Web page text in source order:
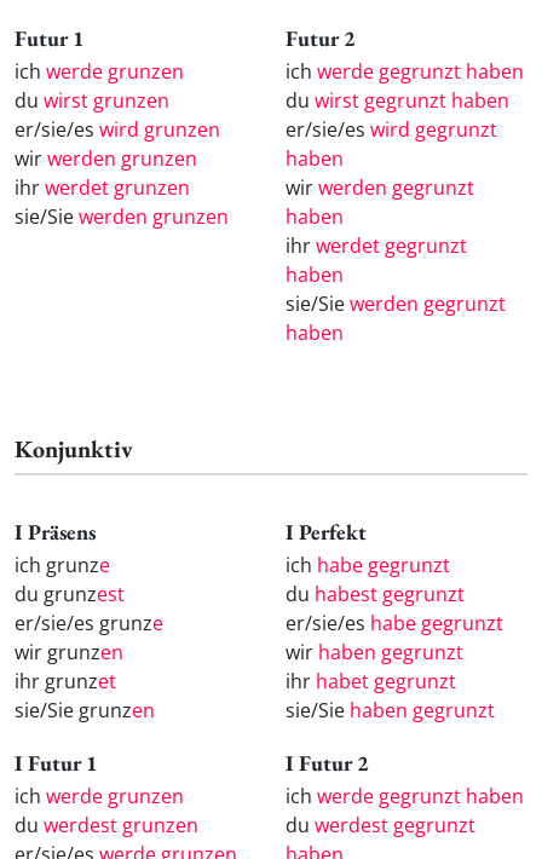
Futur 1
ich werde grunzen
du wirst grunzen
er/sie/es wird grunzen
wirwerden grunzen
ihrwerdet grunzen
sie/Siewerden grunzen
Futur 2
ich werde gegrunzt haben
du wirst gegrunzt haben
er/sie/es wird gegrunzt
haben
wirwerden gegrunzt
haben
ihrwerdet gegrunzt
haben
sie/Siewerden gegrunzt
haben
Konjunktiv
I Präsens
ich grunze
du grunzest
er/sie/es grunze
wir grunzen
ihr grunzet
sie/Sie grunzen
I Perfekt
ich habe gegrunzt
du habest gegrunzt
er/sie/es habe gegrunzt
wir haben gegrunzt
ihr habet gegrunzt
sie/Sie haben gegrunzt
I Futur 1
ich werde grunzen
du werdest grunzen
I Futur 2
ich werde gegrunzt haben
du werdest gegrunzt